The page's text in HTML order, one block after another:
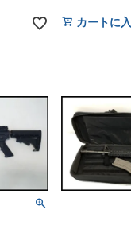
カートに